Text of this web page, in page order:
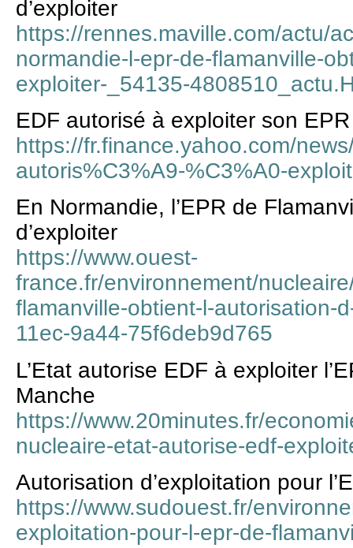
d’exploiter
https://rennes.maville.com/actu/
normandie-l-epr-de-flamanville-
exploiter-_54135-
EDF autorisé à exploiter son
https://fr.finance.yahoo.com/
autoris%C3%A9-%C3%A0-
En Normandie, l’EPR de
d’exploiter
https://www.ouest-
france.fr/environnement/
flamanville-obtient-l-autorisation-
11ec-9a44-75f6deb9d765
L’Etat autorise EDF à exploiter
Manche
https://www.20minutes.fr/
nucleaire-etat-autorise-edf-
Autorisation d’exploitation pour
https://www.sudouest.fr/
exploitation-pour-l-epr-de-